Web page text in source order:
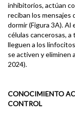
inhibitorios, actúan
reciban los mensajes
dormir (Figura 3A). Al
células cancerosas,
lleguen a los
se activen y eliminen
2024).
CONOCIMIENTO
CONTROL